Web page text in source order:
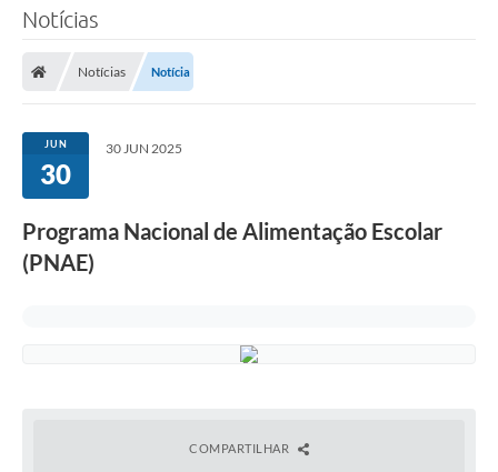
Notícias
Notícias Notícia
JUN
30
30 JUN 2025
Programa Nacional de Alimentação Escolar
(PNAE)
COMPARTILHAR